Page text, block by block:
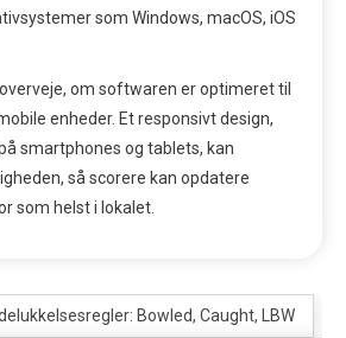
som Windows, macOS, iOS
om softwaren er optimeret til
enheder. Et responsivt design,
smartphones og tablets, kan
så scorere kan opdatere
som helst i lokalet.
Bowled, Caught, LBW